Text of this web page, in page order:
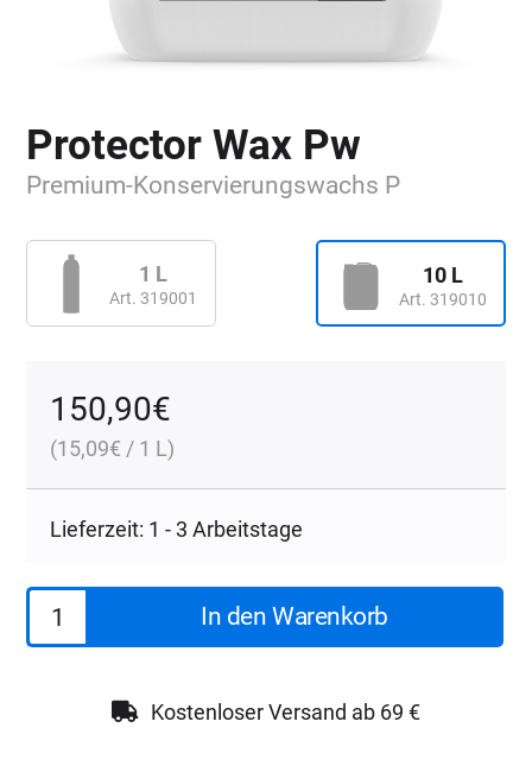
Protector Wax Pw
Premium-Konservierungswachs P
1 L
Art. 319001
10 L
Art. 319010
150,90€
(15,09€ / 1 L)
Lieferzeit: 1 - 3 Arbeitstage
Koch
Chemie
In den Warenkorb
Kostenloser Versand ab 69 €